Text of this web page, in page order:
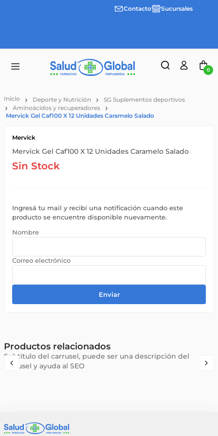
Envíos
Contacto Sucursales
0
Deporte y Nutrición
SG Suplementos deportivos
Aminoácidos y recuperadores
Mervick Gel Caf100 X 12 Unidades Caramelo Salado
Mervick
Mervick Gel Caf100 X 12 Unidades Caramelo Salado
Sin Stock
Ingresá tu mail y recibí una notificación cuando este
producto se encuentre disponible nuevamente.
Enviar
Productos relacionados
Subtítulo del carrusel, puede ser una descripción del
carrusel y ayuda al SEO